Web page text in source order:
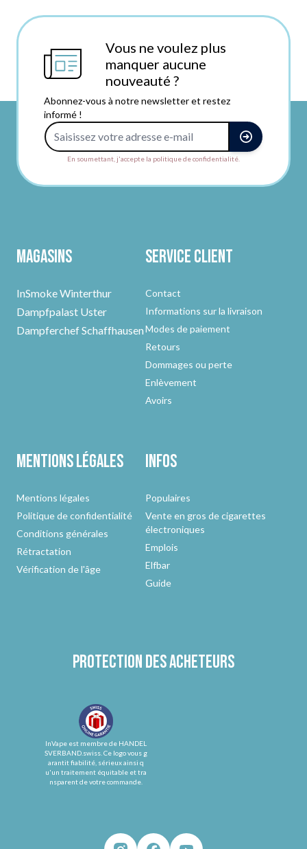
Vous ne voulez plus
manquer aucune
nouveauté ?
Abonnez-vous à notre newsletter et restez
informé !
En soumettant, j'accepte la politique de confidentialité.
Magasins
InSmoke Winterthur
Dampfpalast Uster
Dampferchef Schaffhausen
Service client
Contact
Informations sur la livraison
Modes de paiement
Retours
Dommages ou perte
Enlèvement
Avoirs
Mentions légales
Mentions légales
Politique de confidentialité
Conditions générales
Rétractation
Vérification de l'âge
Infos
Populaires
Vente en gros de cigarettes
électroniques
Emplois
Elfbar
Guide
Protection des acheteurs
InVape est membre de HANDEL
SVERBAND.swiss. Ce logo vous g
arantit fiabilité, sérieux ainsi q
u'un traitement équitable et tra
nsparent de votre commande.